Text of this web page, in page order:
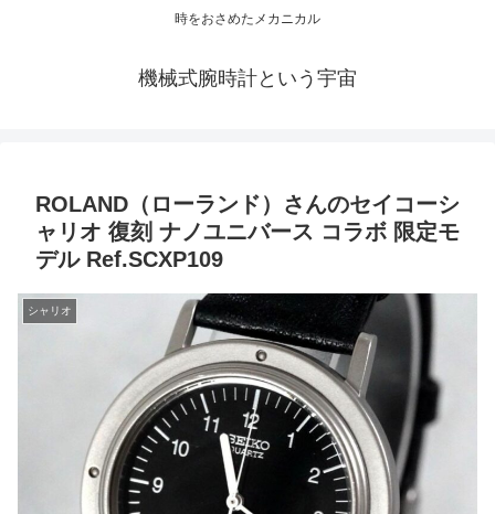
時をおさめたメカニカル
機械式腕時計という宇宙
ROLAND（ローランド）さんのセイコーシ
ャリオ 復刻 ナノユニバース コラボ 限定モ
デル Ref.SCXP109
シャリオ